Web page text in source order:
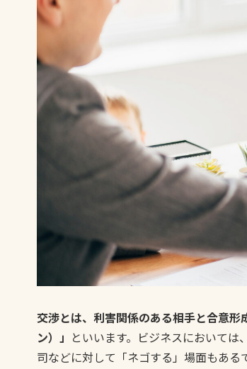
交渉とは、利害関係のある相手と合意形
ン）」 といいます。ビジネスにおいて
司などに対して「ネゴする」場面もある